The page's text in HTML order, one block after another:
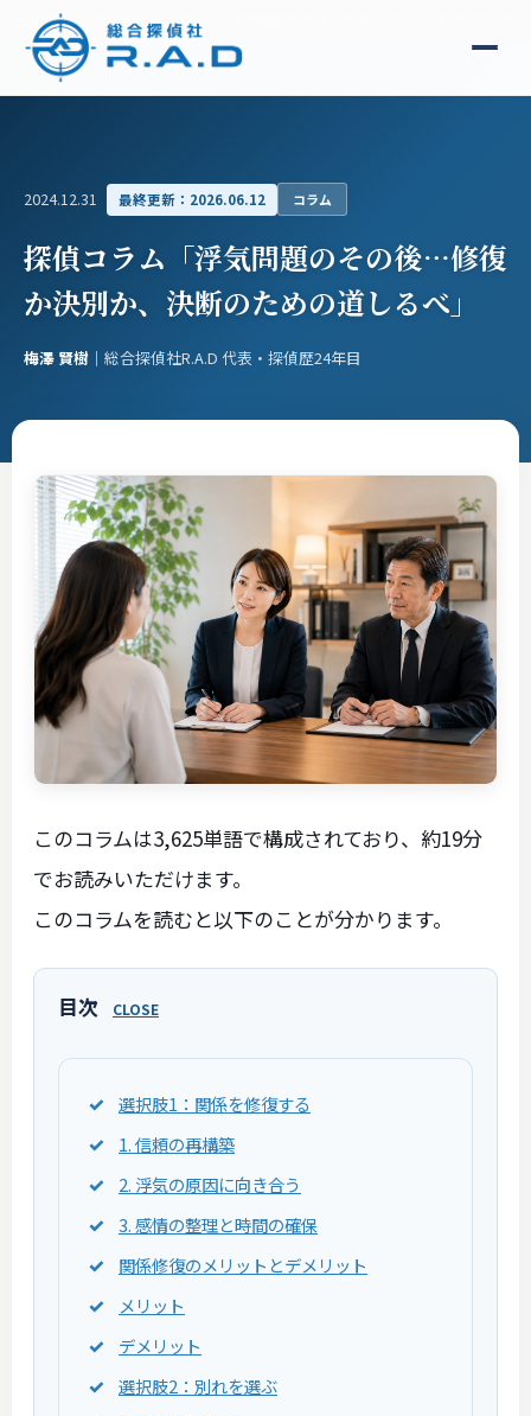
総合探偵社R.A.D コラム 探偵コラム「浮気問題のその後…修復か決別か、決断のための道し
2024.12.31 最終更新：2026.06.12 コラム
探偵コラム「浮気問題のその後…修復
か決別か、決断のための道しるべ」
梅澤 賢樹 ｜総合探偵社R.A.D 代表・探偵歴24年目
このコラムは3,625単語で構成されており、約19分
でお読みいただけます。
このコラムを読むと以下のことが分かります。
目次 CLOSE
選択肢1：関係を修復する
1. 信頼の再構築
2. 浮気の原因に向き合う
3. 感情の整理と時間の確保
関係修復のメリットとデメリット
メリット
デメリット
選択肢2：別れを選ぶ